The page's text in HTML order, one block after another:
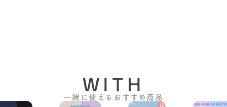
WITH
一緒に使えるおすすめ商品